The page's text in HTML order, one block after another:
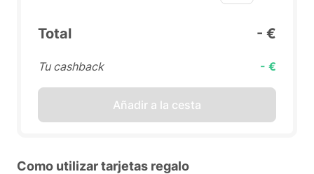
Total - €
Tu cashback - €
Añadir a la cesta
Como utilizar tarjetas regalo